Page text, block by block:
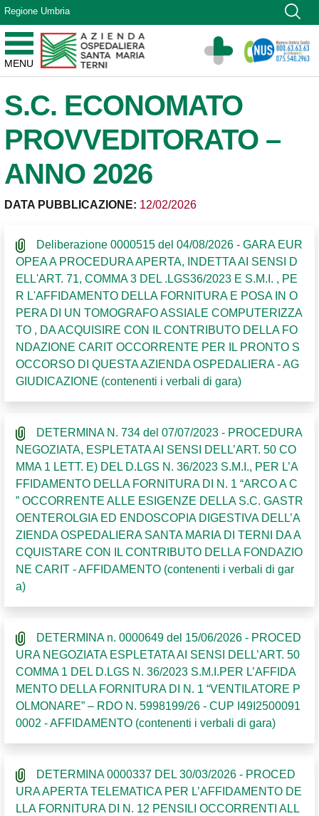
Vai ai contenuti
Vai al menu di navigazione
Vai al footer
Regione Umbria
MENU
Azienda Ospedaliera Santa Maria di Terni
Sito Istituzionale
S.C. ECONOMATO
PROVVEDITORATO –
ANNO 2026
DATA PUBBLICAZIONE: 12/02/2026
Deliberazione 0000515 del 04/08/2026 - GARA EUR
OPEA A PROCEDURA APERTA, INDETTA AI SENSI D
ELL'ART. 71, COMMA 3 DEL .LGS36/2023 E S.M.I. , PE
R L'AFFIDAMENTO DELLA FORNITURA E POSA IN O
PERA DI UN TOMOGRAFO ASSIALE COMPUTERIZZA
TO , DA ACQUISIRE CON IL CONTRIBUTO DELLA FO
NDAZIONE CARIT OCCORRENTE PER IL PRONTO S
OCCORSO DI QUESTA AZIENDA OSPEDALIERA - AG
GIUDICAZIONE (contenenti i verbali di gara)
DETERMINA N. 734 del 07/07/2023 - PROCEDURA
NEGOZIATA, ESPLETATA AI SENSI DELL’ART. 50 CO
MMA 1 LETT. E) DEL D.LGS N. 36/2023 S.M.I., PER L’A
FFIDAMENTO DELLA FORNITURA DI N. 1 “ARCO A C
” OCCORRENTE ALLE ESIGENZE DELLA S.C. GASTR
OENTEROLGIA ED ENDOSCOPIA DIGESTIVA DELL’A
ZIENDA OSPEDALIERA SANTA MARIA DI TERNI DA A
CQUISTARE CON IL CONTRIBUTO DELLA FONDAZIO
NE CARIT - AFFIDAMENTO (contenenti i verbali di gar
a)
DETERMINA n. 0000649 del 15/06/2026 - PROCED
URA NEGOZIATA ESPLETATA AI SENSI DELL’ART. 50
COMMA 1 DEL D.LGS N. 36/2023 S.M.I.PER L’AFFIDA
MENTO DELLA FORNITURA DI N. 1 “VENTILATORE P
OLMONARE” – RDO N. 5998199/26 - CUP I49I2500091
0002 - AFFIDAMENTO (contenenti i verbali di gara)
DETERMINA 0000337 DEL 30/03/2026 - PROCED
URA APERTA TELEMATICA PER L’AFFIDAMENTO DE
LLA FORNITURA DI N. 12 PENSILI OCCORRENTI ALL